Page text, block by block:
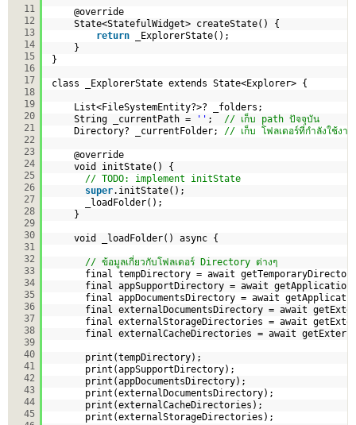
11
12
13
14
15
16
17
18
19
20
21
22
23
24
25
26
27
28
29
30
31
32
33
34
35
36
37
38
39
40
41
42
43
44
45
@override
State<StatefulWidget> createState() {
return
_ExplorerState();
}
}
class _ExplorerState extends State<Explorer> {
List<FileSystemEntity?>? _folders;
String _currentPath =
'' ; // เก็บ path ปัจจุบัน
Directory? _currentFolder; // เก็บ โฟลเดอร์ที่กำลังใช้งาน
@override
void initState() {
// TODO: implement initState
super.initState();
_loadFolder();
}
void _loadFolder() async {
// ข้อมูลเกี่ยวกับโฟลเดอร์ Directory ต่างๆ
final tempDirectory = await
final appSupportDirectory = await
final appDocumentsDirectory = await
final externalDocumentsDirectory = await
final externalStorageDirectories = await
final externalCacheDirectories = await
print(tempDirectory);
print(appSupportDirectory);
print(appDocumentsDirectory);
print(externalDocumentsDirectory);
print(externalCacheDirectories);
print(externalStorageDirectories);